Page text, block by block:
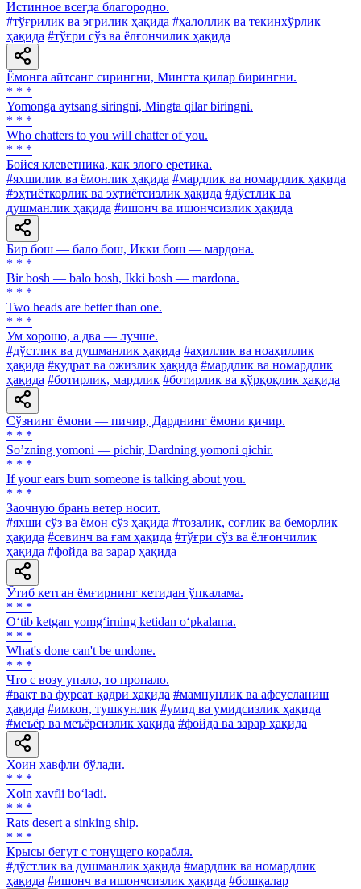
Истинное всегда благородно.
#тўғрилик ва эгрилик ҳақида #ҳалоллик ва текинхўрлик
ҳақида #тўғри сўз ва ёлғончилик ҳақида
Ёмонга айтсанг сирингни, Мингта қилар бирингни.
* * *
Yomonga aytsang siringni, Mingta qilar biringni.
* * *
Who chatters to you will chatter of you.
* * *
Бойся клеветника, как злого еретика.
#яхшилик ва ёмонлик ҳақида #мардлик ва номардлик ҳақида
#эҳтиёткорлик ва эҳтиётсизлик ҳақида #дўстлик ва
душманлик ҳақида #ишонч ва ишончсизлик ҳақида
Бир бош — бало бош, Икки бош — мардона.
* * *
Bir bosh — balo bosh, Ikki bosh — mardona.
* * *
Two heads are better than one.
* * *
Ум хорошо, а два — лучше.
#дўстлик ва душманлик ҳақида #аҳиллик ва ноаҳиллик
ҳақида #қудрат ва ожизлик ҳақида #мардлик ва номардлик
ҳақида #ботирлик, мардлик #ботирлик ва қўрқоқлик ҳақида
Сўзнинг ёмони — пичир, Дарднинг ёмони қичир.
* * *
Soʼzning yomoni — pichir, Dardning yomoni qichir.
* * *
If your ears burn someone is talking about you.
* * *
Заочную брань ветер носит.
#яхши сўз ва ёмон сўз ҳақида #тозалик, соғлик ва беморлик
ҳақида #севинч ва ғам ҳақида #тўғри сўз ва ёлғончилик
ҳақида #фойда ва зарар ҳақида
Ўтиб кетган ёмғирнинг кетидан ўпкалама.
* * *
O‘tib ketgan yomg‘irning ketidan o‘pkalama.
* * *
What's done can't be undone.
* * *
Что с возу упало, то пропало.
#вақт ва фурсат қадри ҳақида #мамнунлик ва афсусланиш
ҳақида #имкон, тушкунлик #умид ва умидсизлик ҳақида
#меъёр ва меъёрсизлик ҳақида #фойда ва зарар ҳақида
Хоин хавфли бўлади.
* * *
Xoin xavfli bo‘ladi.
* * *
Rats desert a sinking ship.
* * *
Крысы бегут с тонущего корабля.
#дўстлик ва душманлик ҳақида #мардлик ва номардлик
ҳақида #ишонч ва ишончсизлик ҳақида #бошқалар